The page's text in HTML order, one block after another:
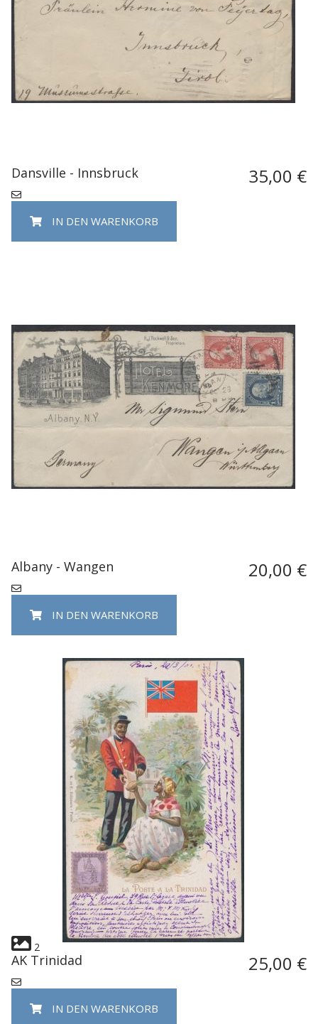
Dansville - Innsbruck 35,00 €
IN DEN WARENKORB
Albany - Wangen 20,00 €
IN DEN WARENKORB
2
AK Trinidad 25,00 €
IN DEN WARENKORB